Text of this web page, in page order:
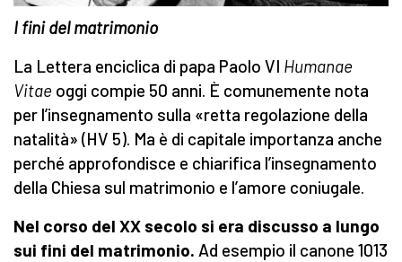
I fini del matrimonio
La Lettera enciclica di papa Paolo VI Humanae
Vitae oggi compie 50 anni. È comunemente nota
per l’insegnamento sulla «retta regolazione della
natalità» (HV 5). Ma è di capitale importanza anche
perché approfondisce e chiarifica l’insegnamento
della Chiesa sul matrimonio e l’amore coniugale.
Nel corso del XX secolo si era discusso a lungo
sui fini del matrimonio. Ad esempio il canone 1013